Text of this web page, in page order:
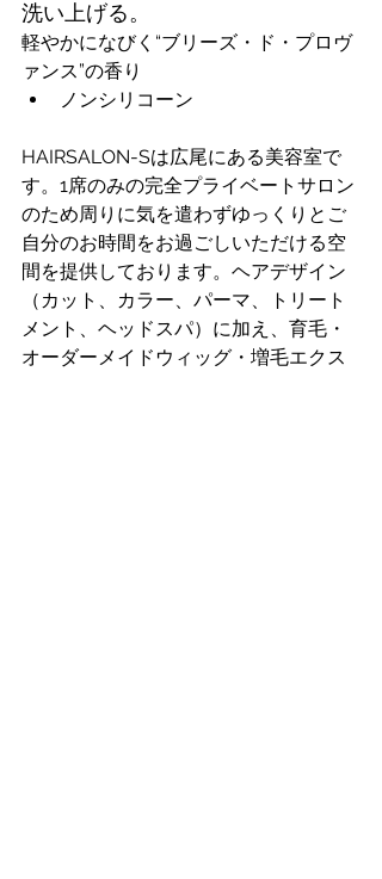
洗い上げる。
軽やかになびく“ブリーズ・ド・プロヴ
ァンス”の香り
ノンシリコーン
HAIRSALON-Sは広尾にある美容室で
す。1席のみの完全プライベートサロン
のため周りに気を遣わずゆっくりとご
自分のお時間をお過ごしいただける空
間を提供しております。ヘアデザイン
（カット、カラー、パーマ、トリート
メント、ヘッドスパ）に加え、育毛・
オーダーメイドウィッグ・増毛エクス